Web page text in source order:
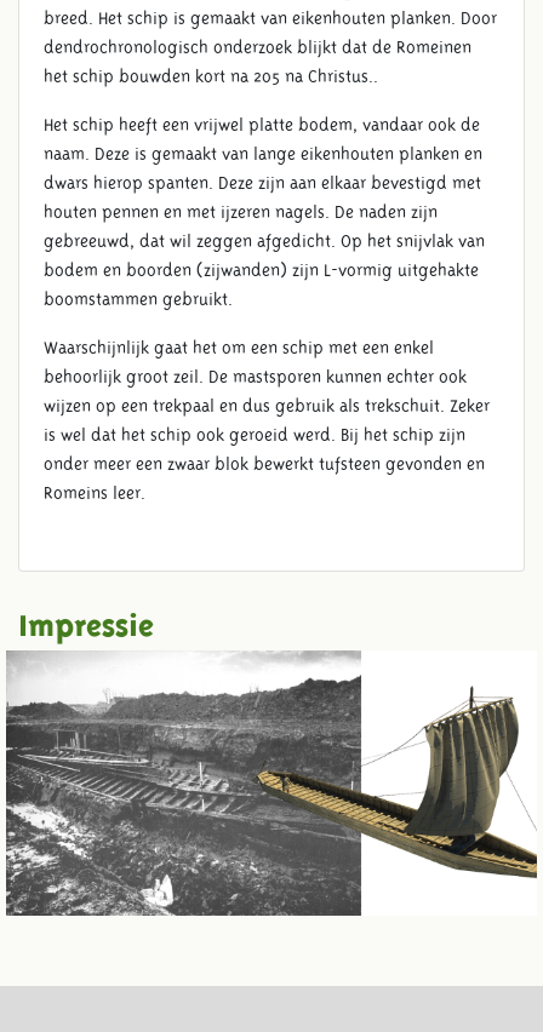
breed. Het schip is gemaakt van eikenhouten planken. Door
dendrochronologisch onderzoek blijkt dat de Romeinen
het schip bouwden kort na 205 na Christus..
Het schip heeft een vrijwel platte bodem, vandaar ook de
naam. Deze is gemaakt van lange eikenhouten planken en
dwars hierop spanten. Deze zijn aan elkaar bevestigd met
houten pennen en met ijzeren nagels. De naden zijn
gebreeuwd, dat wil zeggen afgedicht. Op het snijvlak van
bodem en boorden (zijwanden) zijn L-vormig uitgehakte
boomstammen gebruikt.
Waarschijnlijk gaat het om een schip met een enkel
behoorlijk groot zeil. De mastsporen kunnen echter ook
wijzen op een trekpaal en dus gebruik als trekschuit. Zeker
is wel dat het schip ook geroeid werd. Bij het schip zijn
onder meer een zwaar blok bewerkt tufsteen gevonden en
Romeins leer.
Impressie